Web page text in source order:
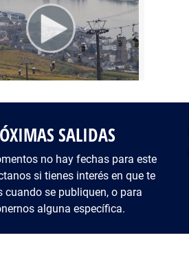
SALIDAS
no hay fechas para este
si tienes interés en que te
cuando se publiquen, o para
alguna específica.